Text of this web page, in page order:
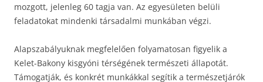
mozgott, jelenleg 60 tagja van. Az egyesületen belüli
feladatokat mindenki társadalmi munkában végzi.
Alapszabályuknak megfelelően folyamatosan figyelik a
Kelet-Bakony kisgyóni térségének természeti állapotát.
Támogatják, és konkrét munkákkal segítik a természetjárók